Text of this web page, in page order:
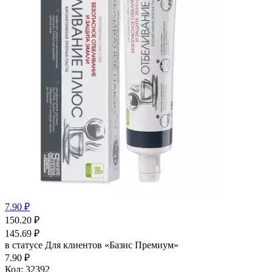
7.90 ₽
150.20 ₽
145.69 ₽
в статусе Для клиентов «Базис Премиум»
7.90 ₽
Код: 32392